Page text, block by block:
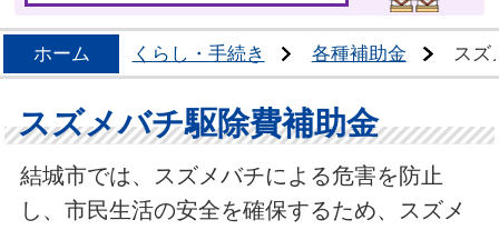
ホーム くらし・手続き 各種補助金 スズ
スズメバチ駆除費補助金
結城市では、スズメバチによる危害を防止
し、市民生活の安全を確保するため、スズメ